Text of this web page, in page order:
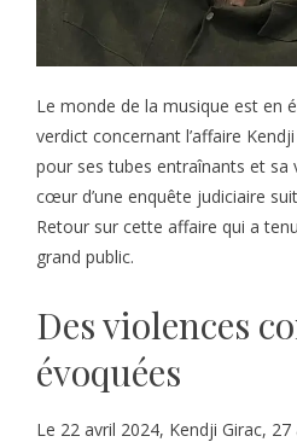
Le monde de la musique est en
verdict concernant l’affaire
pour ses tubes entraînants et sa
cœur d’une enquête judiciaire
Retour sur cette affaire qui a
grand public.
Des violences
évoquées
Le 22 avril 2024, Kendji Girac,